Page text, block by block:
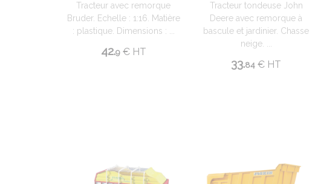
Tracteur avec remorque
Bruder. Echelle : 1:16. Matière
: plastique. Dimensions : ...
42.9 €HT
Tracteur tondeuse John
Deere avec remorque à
bascule et jardinier. Chasse
neige. ...
33.84 € HT